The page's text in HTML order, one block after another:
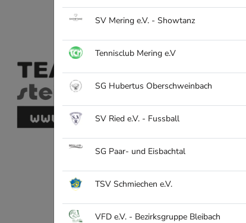
SV Mering e.V. - Showtanz
Tennisclub Mering e.V
SG Hubertus Oberschweinbach
SV Ried e.V. - Fussball
SG Paar- und Eisbachtal
TSV Schmiechen e.V.
VFD e.V. - Bezirksgruppe Bleibach